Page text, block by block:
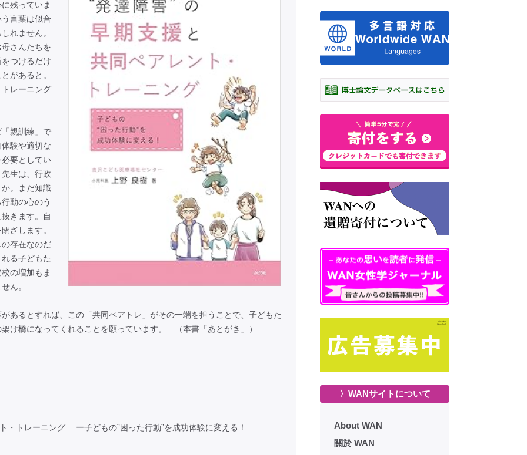
残っていま
言葉は似合
れません。
さんたちを
つけるだけ
があると。
レーニング
親訓練」で
験や適切な
要としてい
生は、行政
。まだ知識
動の心のう
きます。自
ざします。
存在なのだ
る子どもた
の増加もま
ん。
あるとすれば、この「共同ペアトレ」がその一端を担うことで、子どもた
け橋になってくれることを願っています。 （本書「あとがき」）
・トレーニング ー子どもの”困った行動”を成功体験に変える！
〉WANサイトについて
About WAN
關於 WAN